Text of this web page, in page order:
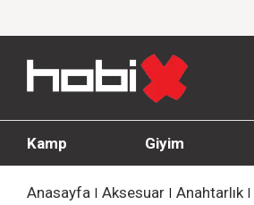
Kamp Giyim
Anasayfa Aksesuar Anahtarlık